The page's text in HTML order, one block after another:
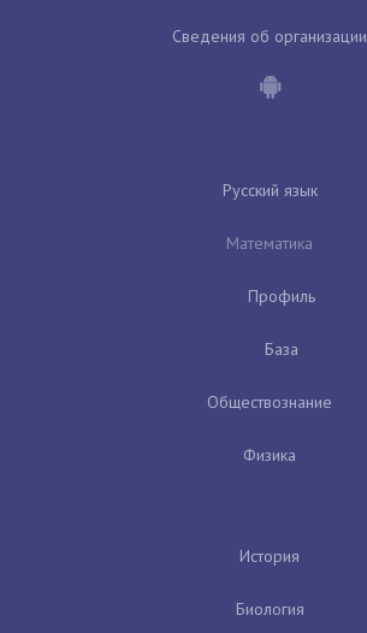
Сведения об организации
Русский язык
Математика
Профиль
База
Обществознание
Физика
История
Биология